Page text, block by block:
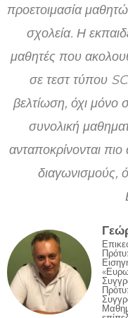
προετοιμασία
σχολεία. Η
μαθητές που
σε τεστ τύπου
βελτίωση, όχι μόνο
συνολική
ανταποκρίνονται
διαγωνισμούς,